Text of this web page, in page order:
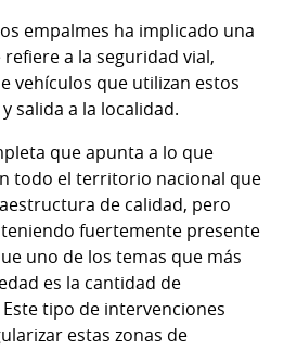
empalmes ha implicado una
a la seguridad vial,
vehículos que utilizan estos
salida a la localidad.
que apunta a lo que
todo el territorio nacional que
de calidad, pero
fuertemente presente
uno de los temas que más
es la cantidad de
tipo de intervenciones
estas zonas de